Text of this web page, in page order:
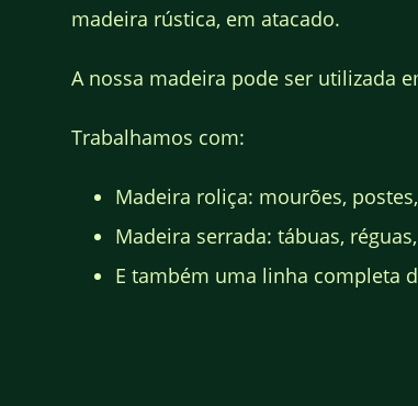
madeira rústica, em atacado.
A nossa madeira pode ser utilizada
Trabalhamos com:
Madeira roliça: mourões,
Madeira serrada: tábuas,
E também uma linha completa